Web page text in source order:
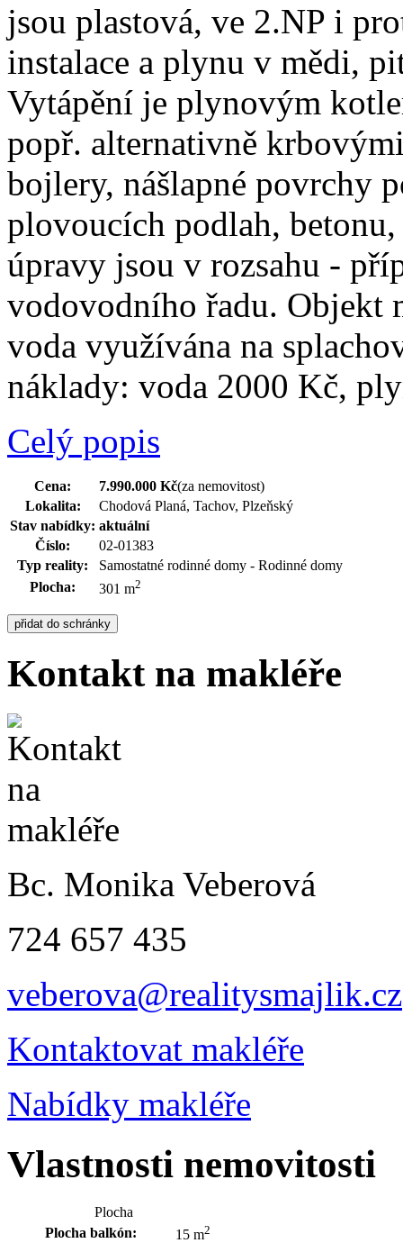
jsou plastová, ve 2.NP i
instalace a plynu v mědi,
Vytápění je plynovým
popř. alternativně
bojlery, nášlapné povrchy
plovoucích podlah,
úpravy jsou v rozsahu -
vodovodního řadu. Objekt
voda využívána na
náklady: voda 2000 Kč,
Celý popis
Cena: 7.990.000 Kč(za nemovitost)
Lokalita:
Chodová Planá, Tachov, Plzeňský
Stav nabídky: aktuální
Číslo:
02-01383
Typ reality:
Samostatné rodinné domy - Rodinné domy
Plocha:
301 m2
Kontakt na makléře
Bc. Monika Veberová
724 657 435
veberova@realitysmajlik.cz
Kontaktovat makléře
Nabídky makléře
Vlastnosti nemovitosti
Plocha
Plocha balkón:
15 m2